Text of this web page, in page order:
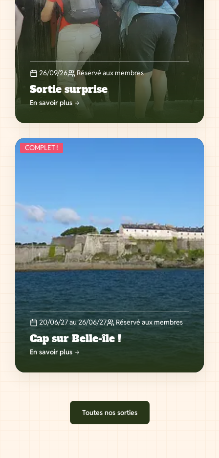
26/09/26 Réservé aux membres
Sortie surprise
En savoir plus
COMPLET !
20/06/27 au 26/06/27 Réservé aux membres
Cap sur Belle-île !
En savoir plus
Toutes nos sorties